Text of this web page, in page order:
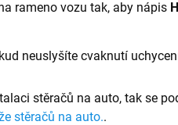
rameno vozu tak, aby nápis
neuslyšíte cvaknutí
stěračů na auto, tak se
stěračů na auto..